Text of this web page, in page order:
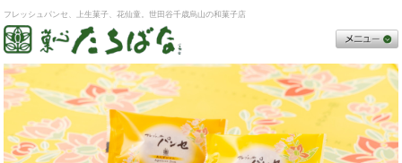
フレッシュパンセ、上生菓子、花仙童。世田谷千歳烏山の和菓子店